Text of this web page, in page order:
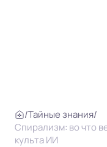
/Тайные знания/
Спирализм: во что
культа ИИ